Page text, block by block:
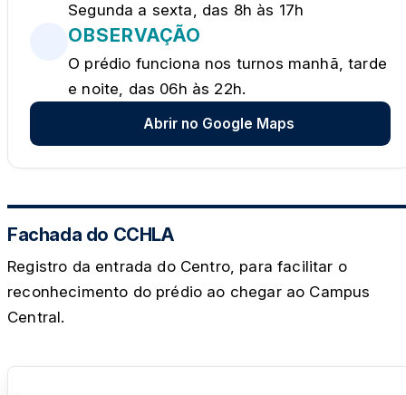
Segunda a sexta, das 8h às 17h
OBSERVAÇÃO
O prédio funciona nos turnos manhã, tarde
e noite, das 06h às 22h.
Abrir no Google Maps
Fachada do CCHLA
Registro da entrada do Centro, para facilitar o
reconhecimento do prédio ao chegar ao Campus
Central.